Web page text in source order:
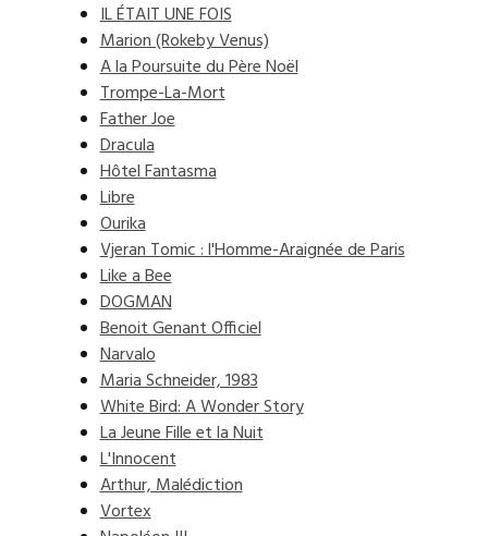
IL ÉTAIT UNE FOIS
Marion (Rokeby Venus)
A la Poursuite du Père Noël
Trompe-La-Mort
Father Joe
Dracula
Hôtel Fantasma
Libre
Ourika
Vjeran Tomic : l'Homme-Araignée de Paris
Like a Bee
DOGMAN
Benoit Genant Officiel
Narvalo
Maria Schneider, 1983
White Bird: A Wonder Story
La Jeune Fille et la Nuit
L'Innocent
Arthur, Malédiction
Vortex